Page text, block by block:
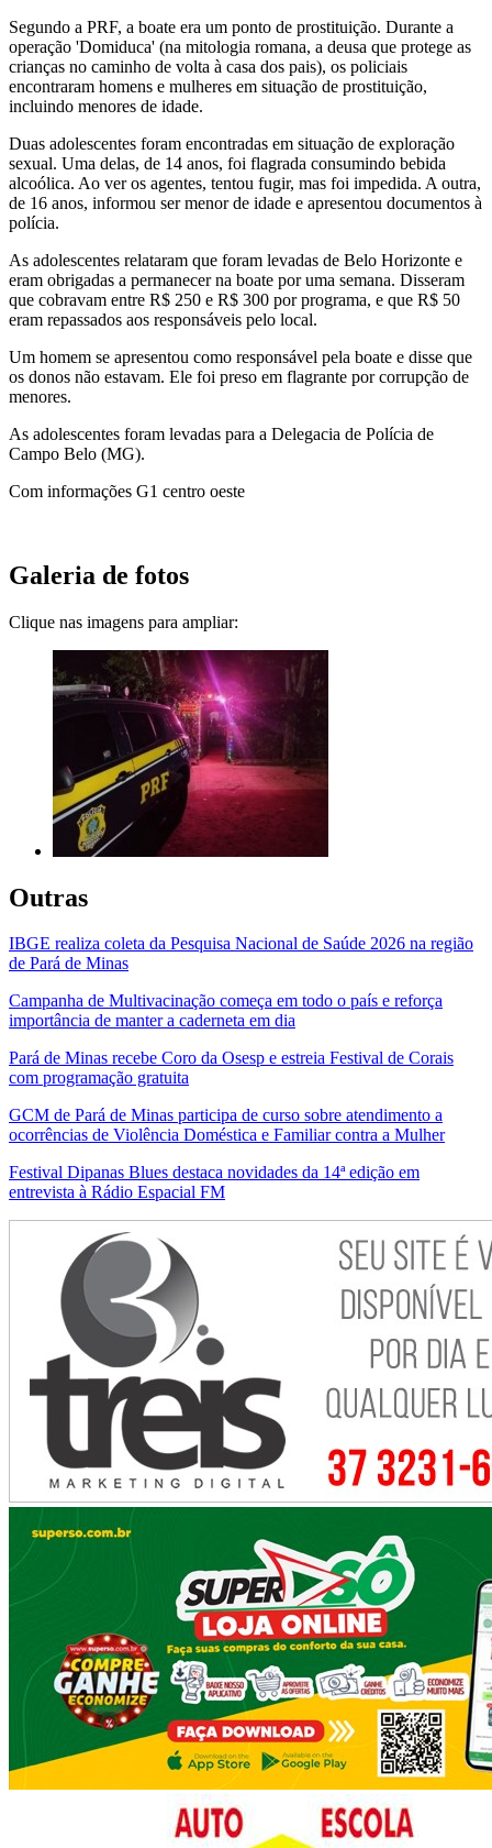
Segundo a PRF, a boate era um ponto de prostituição. Durante a
operação 'Domiduca' (na mitologia romana, a deusa que protege as
crianças no caminho de volta à casa dos pais), os policiais
encontraram homens e mulheres em situação de prostituição,
incluindo menores de idade.
Duas adolescentes foram encontradas em situação de exploração
sexual. Uma delas, de 14 anos, foi flagrada consumindo bebida
alcoólica. Ao ver os agentes, tentou fugir, mas foi impedida. A outra,
de 16 anos, informou ser menor de idade e apresentou documentos à
polícia.
As adolescentes relataram que foram levadas de Belo Horizonte e
eram obrigadas a permanecer na boate por uma semana. Disseram
que cobravam entre R$ 250 e R$ 300 por programa, e que R$ 50
eram repassados aos responsáveis pelo local.
Um homem se apresentou como responsável pela boate e disse que
os donos não estavam. Ele foi preso em flagrante por corrupção de
menores.
As adolescentes foram levadas para a Delegacia de Polícia de
Campo Belo (MG).
Com informações G1 centro oeste
Galeria de fotos
Clique nas imagens para ampliar:
Outras
IBGE realiza coleta da Pesquisa Nacional de Saúde 2026 na região
de Pará de Minas
Campanha de Multivacinação começa em todo o país e reforça
importância de manter a caderneta em dia
Pará de Minas recebe Coro da Osesp e estreia Festival de Corais
com programação gratuita
GCM de Pará de Minas participa de curso sobre atendimento a
ocorrências de Violência Doméstica e Familiar contra a Mulher
Festival Dipanas Blues destaca novidades da 14ª edição em
entrevista à Rádio Espacial FM